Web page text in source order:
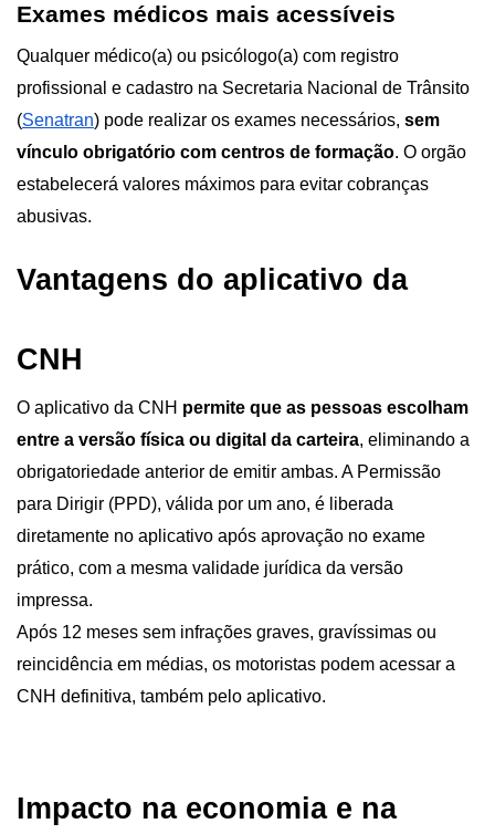
Exames médicos mais acessíveis
Qualquer médico(a) ou psicólogo(a) com registro
profissional e cadastro na Secretaria Nacional de Trânsito
(Senatran) pode realizar os exames necessários, sem
vínculo obrigatório com centros de formação. O orgão
estabelecerá valores máximos para evitar cobranças
abusivas.
Vantagens do aplicativo da
CNH
O aplicativo da CNH permite que as pessoas escolham
entre a versão física ou digital da carteira, eliminando a
obrigatoriedade anterior de emitir ambas. A Permissão
para Dirigir (PPD), válida por um ano, é liberada
diretamente no aplicativo após aprovação no exame
prático, com a mesma validade jurídica da versão
impressa.
Após 12 meses sem infrações graves, gravíssimas ou
reincidência em médias, os motoristas podem acessar a
CNH definitiva, também pelo aplicativo.
Impacto na economia e na